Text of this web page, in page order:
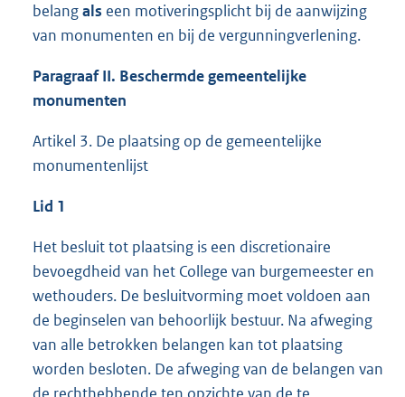
belangals een motiveringsplicht bij de aanwijzing
van monumenten en bij de vergunningverlening.
Paragraaf II. Beschermde gemeentelijke
monumenten
Artikel 3. De plaatsing op de gemeentelijke
monumentenlijst
Lid 1
Het besluit tot plaatsing is een discretionaire
bevoegdheid van het College van burgemeester en
wethouders. De besluitvorming moet voldoen aan
de beginselen van behoorlijk bestuur. Na afweging
van alle betrokken belangen kan tot plaatsing
worden besloten. De afweging van de belangen van